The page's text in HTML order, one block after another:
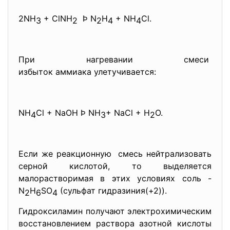
2NH3 + ClNH2 Þ N2H4 + NH4Cl.
При нагревании смеси
избыток аммиака улетучивается:
NH4Cl + NaOH Þ NH3­+ NaCl + H2O.
Если же реакционную смесь нейтрализовать
серной кислотой, то выделяется
малорастворимая в этих условиях соль -
N2H6SO4 (сульфат гидразиния(+2)).
Гидроксиламин получают электрохимическим
восстановлением раствора азотной кислоты